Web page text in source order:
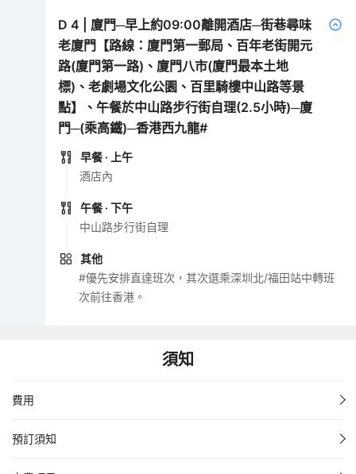
D4
廈門─早上約09:00離開酒店─街巷尋味
老廈門【路線：廈門第一郵局、百年老街開元
路(廈門第一路)、廈門八市(廈門最本土地
標)、老劇場文化公園、百里騎樓中山路等景
點】、午餐於中山路步行街自理(2.5小時)─廈
門─(乘高鐵)─香港西九龍#
早餐 · 上午
酒店內
午餐 · 下午
中山路步行街自理
其他
#優先安排直達班次，其次選乘深圳北/福田站中轉班
次前往香港。
須知
費用
預訂須知